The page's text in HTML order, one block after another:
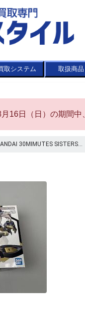
取システム 取扱商品
16日（日）の期間中
30MIMUTES SISTERS...